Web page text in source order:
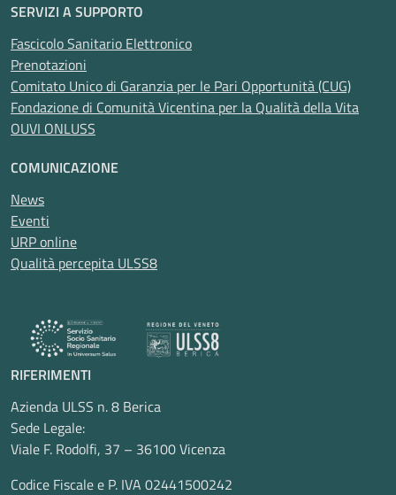
SERVIZI A SUPPORTO
Fascicolo Sanitario Elettronico
Prenotazioni
Comitato Unico di Garanzia per le Pari Opportunità (CUG)
Fondazione di Comunità Vicentina per la Qualità della Vita
OUVI ONLUSS
COMUNICAZIONE
News
Eventi
URP online
Qualità percepita ULSS8
RIFERIMENTI
Azienda ULSS n. 8 Berica
Sede Legale:
Viale F. Rodolfi, 37 – 36100 Vicenza
Codice Fiscale e P. IVA 02441500242